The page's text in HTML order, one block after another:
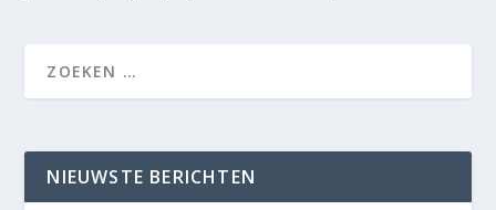
NIEUWSTE BERICHTEN